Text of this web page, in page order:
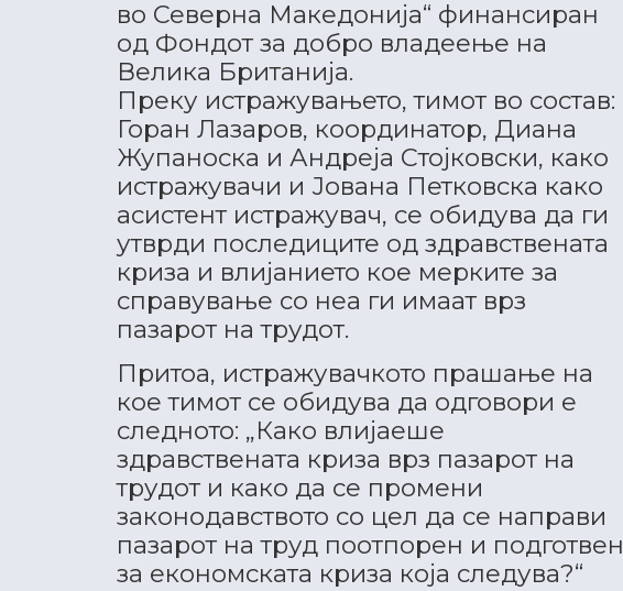
во Северна Македонија“ финансиран
од Фондот за добро владеење на
Велика Британија.
Преку истражувањето, тимот во состав:
Горан Лазаров, координатор, Диана
Жупаноска и Андреја Стојковски, како
истражувачи и Јована Петковска како
асистент истражувач, се обидува да ги
утврди последиците од здравствената
криза и влијанието кое мерките за
справување со неа ги имаат врз
пазарот на трудот.
Притоа, истражувачкото прашање на
кое тимот се обидува да одговори е
следното: „Како влијаеше
здравствената криза врз пазарот на
трудот и како да се промени
законодавството со цел да се направи
пазарот на труд поотпорен и подготвен
за економската криза која следува?“